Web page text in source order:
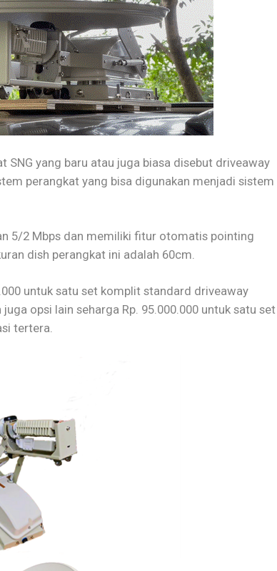
yang baru atau juga biasa disebut driveaway
perangkat yang bisa digunakan menjadi sistem
5/2 Mbps dan memiliki fitur otomatis pointing
dish perangkat ini adalah 60cm.
untuk satu set komplit standard driveaway
opsi lain seharga Rp. 95.000.000 untuk satu set
tertera.